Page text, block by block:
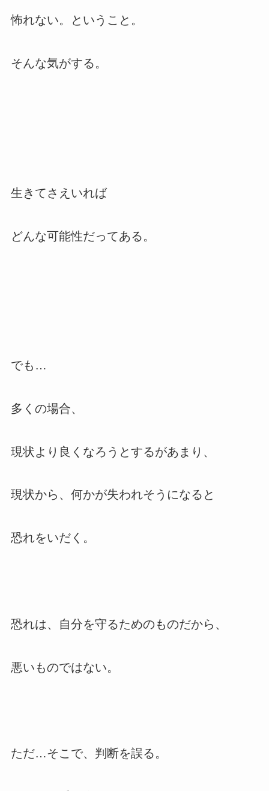
怖れない。ということ。
そんな気がする。
生きてさえいれば
どんな可能性だってある。
でも…
多くの場合、
現状より良くなろうとするがあまり、
現状から、何かが失われそうになると
恐れをいだく。
恐れは、自分を守るためのものだから、
悪いものではない。
ただ…そこで、判断を誤る。